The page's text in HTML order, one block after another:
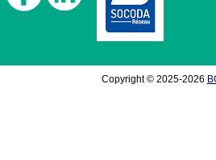
Copyright © 2025-2026